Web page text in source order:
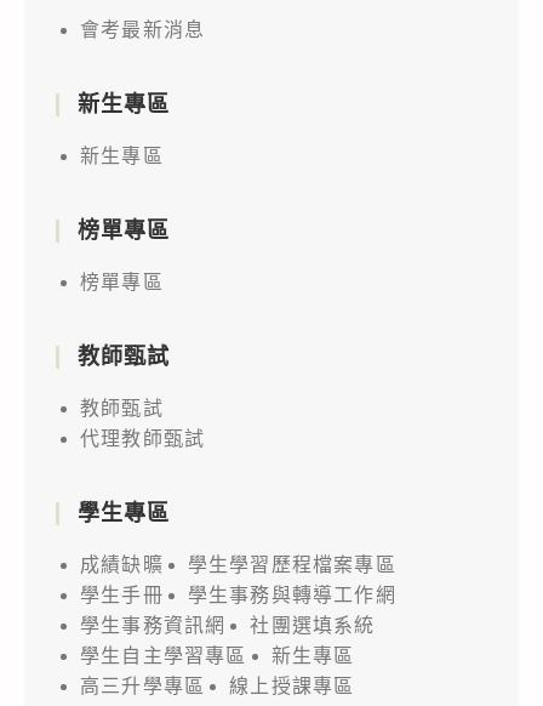
會考最新消息
新生專區
新生專區
榜單專區
榜單專區
教師甄試
教師甄試
代理教師甄試
學生專區
成績缺曠
學生學習歷程檔案專區
學生手冊
學生事務與轉導工作網
學生事務資訊網
社團選填系統
學生自主學習專區
新生專區
高三升學專區
線上授課專區